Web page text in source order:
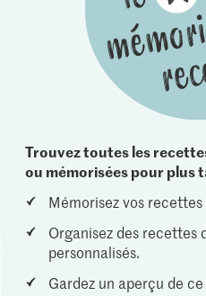
Trouvez toutes les
ou mémorisées pour plus
Mémorisez vos
Organisez des recettes
personnalisés.
Gardez un aperçu de